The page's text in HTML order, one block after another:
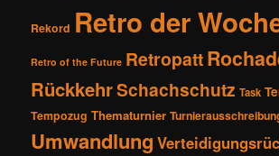
Rekord Retro der
Retro of the Future Retropatt
RückkehrSchachschutz Task
Tempozug Thematurnier
Umwandlung